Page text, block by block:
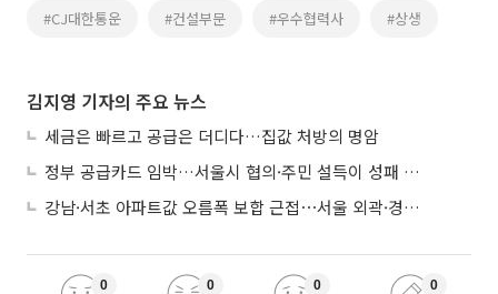
#CJ대한통운 #건설부문 #우수협력사 #상생
김지영 기자의 주요 뉴스
세금은 빠르고 공급은 더디다…집값 처방의 명암
정부 공급카드 임박…서울시 협의·주민 설득이 성패 가른다
강남·서초 아파트값 오름폭 보합 근접⋯서울 외곽·경기 남부 중심 매수세
0 0 0 0